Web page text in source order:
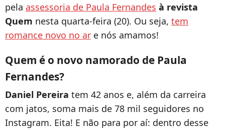
pela assessoria de Paula Fernandes à revista
Quem nesta quarta-feira (20). Ou seja, tem
romance novo no ar e nós amamos!
Quem é o novo namorado de Paula
Fernandes?
Daniel Pereira tem 42 anos e, além da carreira
com jatos, soma mais de 78 mil seguidores no
Instagram. Eita! E não para por aí: dentro desse